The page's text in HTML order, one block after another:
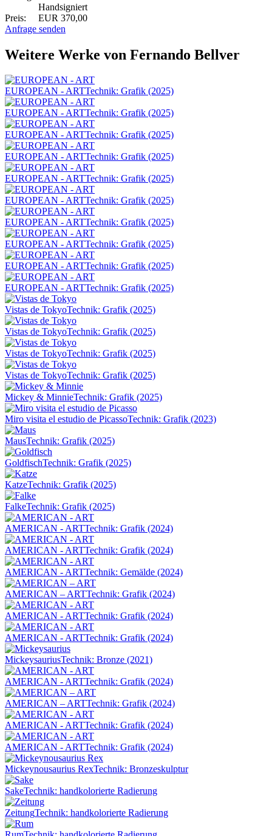
Handsigniert
Preis:
EUR 370,00
Anfrage senden
Weitere Werke von Fernando Bellver
EUROPEAN - ARTTechnik: Grafik (2025)
EUROPEAN - ARTTechnik: Grafik (2025)
EUROPEAN - ARTTechnik: Grafik (2025)
EUROPEAN - ARTTechnik: Grafik (2025)
EUROPEAN - ARTTechnik: Grafik (2025)
EUROPEAN - ARTTechnik: Grafik (2025)
EUROPEAN - ARTTechnik: Grafik (2025)
EUROPEAN - ARTTechnik: Grafik (2025)
EUROPEAN - ARTTechnik: Grafik (2025)
EUROPEAN - ARTTechnik: Grafik (2025)
Vistas de TokyoTechnik: Grafik (2025)
Vistas de TokyoTechnik: Grafik (2025)
Vistas de TokyoTechnik: Grafik (2025)
Vistas de TokyoTechnik: Grafik (2025)
Mickey & MinnieTechnik: Grafik (2025)
Miro visita el estudio de PicassoTechnik: Grafik (2023)
MausTechnik: Grafik (2025)
GoldfischTechnik: Grafik (2025)
KatzeTechnik: Grafik (2025)
FalkeTechnik: Grafik (2025)
AMERICAN - ARTTechnik: Grafik (2024)
AMERICAN - ARTTechnik: Grafik (2024)
AMERICAN - ARTTechnik: Gemälde (2024)
AMERICAN – ARTTechnik: Grafik (2024)
AMERICAN - ARTTechnik: Grafik (2024)
AMERICAN - ARTTechnik: Grafik (2024)
MickeysauriusTechnik: Bronze (2021)
AMERICAN - ARTTechnik: Grafik (2024)
AMERICAN – ARTTechnik: Grafik (2024)
AMERICAN - ARTTechnik: Grafik (2024)
AMERICAN - ARTTechnik: Grafik (2024)
Mickeynousaurius RexTechnik: Bronzeskulptur
SakeTechnik: handkolorierte Radierung
ZeitungTechnik: handkolorierte Radierung